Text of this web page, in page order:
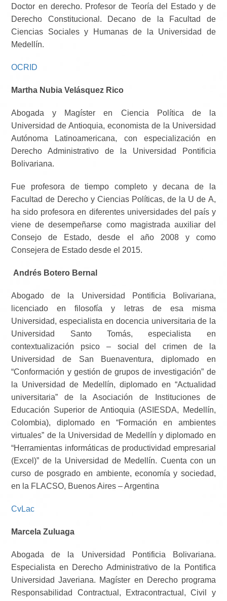
Doctor en derecho. Profesor de Teoría del Estado y de
Derecho Constitucional. Decano de la Facultad de
Ciencias Sociales y Humanas de la Universidad de
Medellín.
OCRID
Martha Nubia Velásquez Rico
Abogada y Magíster en Ciencia Política de la
Universidad de Antioquia, economista de la Universidad
Autónoma Latinoamericana, con especialización en
Derecho Administrativo de la Universidad Pontificia
Bolivariana.
Fue profesora de tiempo completo y decana de la
Facultad de Derecho y Ciencias Políticas, de la U de A,
ha sido profesora en diferentes universidades del país y
viene de desempeñarse como magistrada auxiliar del
Consejo de Estado, desde el año 2008 y como
Consejera de Estado desde el 2015.
Andrés Botero Bernal
Abogado de la Universidad Pontificia Bolivariana,
licenciado en filosofía y letras de esa misma
Universidad, especialista en docencia universitaria de la
Universidad Santo Tomás, especialista en
contextualización psico – social del crimen de la
Universidad de San Buenaventura, diplomado en
“Conformación y gestión de grupos de investigación” de
la Universidad de Medellín, diplomado en “Actualidad
universitaria” de la Asociación de Instituciones de
Educación Superior de Antioquia (ASIESDA, Medellín,
Colombia), diplomado en “Formación en ambientes
virtuales” de la Universidad de Medellín y diplomado en
“Herramientas informáticas de productividad empresarial
(Excel)” de la Universidad de Medellín. Cuenta con un
curso de posgrado en ambiente, economía y sociedad,
en la FLACSO, Buenos Aires – Argentina
CvLac
Marcela Zuluaga
Abogada de la Universidad Pontificia Bolivariana.
Especialista en Derecho Administrativo de la Pontifica
Universidad Javeriana. Magíster en Derecho programa
Responsabilidad Contractual, Extracontractual, Civil y